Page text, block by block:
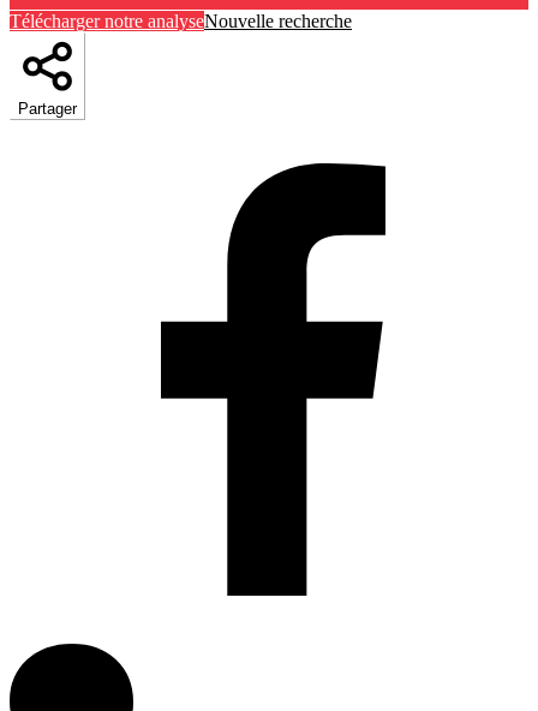
Télécharger notre analyseNouvelle recherche
Partager